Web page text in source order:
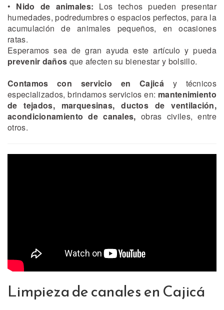
• Nido de animales: Los techos pueden presentar
humedades, podredumbres o espacios perfectos, para la
acumulación de animales pequeños, en ocasiones
ratas.
Esperamos sea de gran ayuda este artículo y pueda
prevenir daños que afecten su bienestar y bolsillo.
Contamos con servicio en Cajicá y técnicos
especializados, brindamos servicios en: mantenimiento
de tejados, marquesinas,ductos de ventilación,
acondicionamiento de canales, obras civiles, entre
otros.
Limpieza de canales en Cajicá